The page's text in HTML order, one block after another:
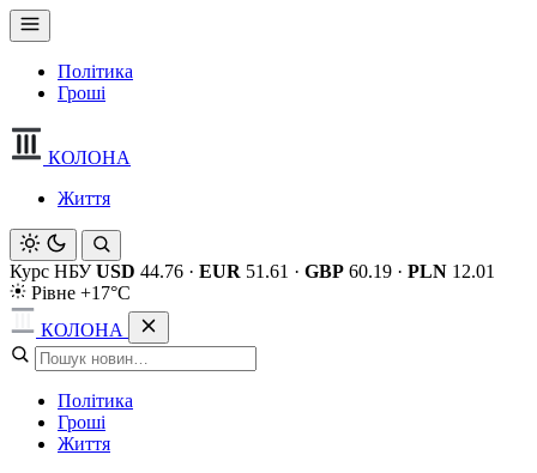
Політика
Гроші
КОЛОНА
Життя
Курс НБУ USD 44.76 · EUR 51.61 · GBP 60.19 · PLN 12.01
Рівне +17°C
КОЛОНА
Політика
Гроші
Життя